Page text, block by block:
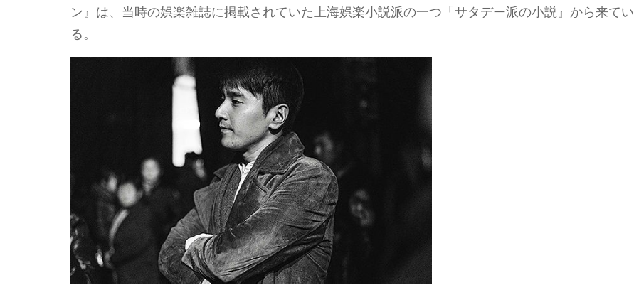
ン』は、当時の娯楽雑誌に掲載されていた上海娯楽小説派の一つ「サタデー派の小説』から来てい
る。